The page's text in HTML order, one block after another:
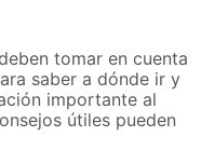
tomar en cuenta
saber a dónde ir y
importante al
útiles pueden